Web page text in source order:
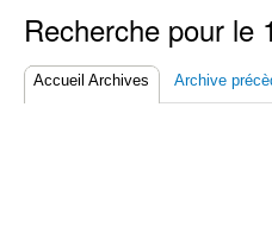
Recherche pour le
Accueil Archives Archive